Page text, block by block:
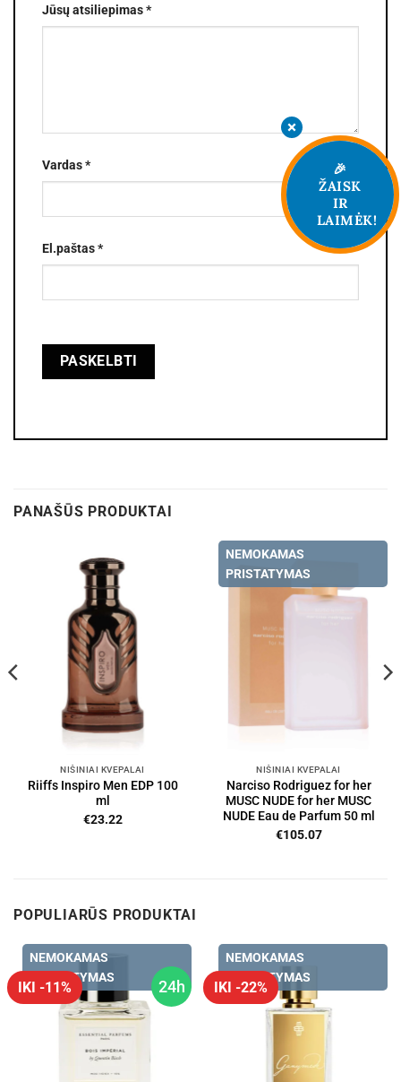
Jūsų atsiliepimas*
Vardas*
El.paštas*
PANAŠŪS PRODUKTAI
NIŠINIAI KVEPALAI
Riiffs Inspiro Men EDP 100
ml
€23.22
NEMOKAMAS
PRISTATYMAS
NIŠINIAI KVEPALAI
Narciso Rodriguez for her
MUSC NUDE for her MUSC
NUDE Eau de Parfum 50 ml
€105.07
POPULIARŪS PRODUKTAI
24h
IKI -11%
NEMOKAMAS
PRISTATYMAS
IKI -22%
NEMOKAMAS
PRISTATYMAS
🎉
ŽAISK
IR
LAIMĖK!